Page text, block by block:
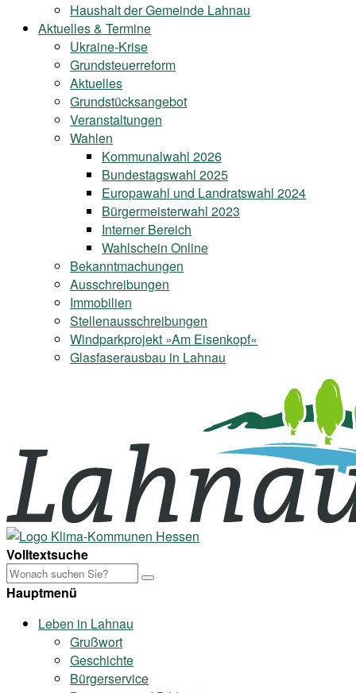
Haushalt der Gemeinde Lahnau
Aktuelles & Termine
Ukraine-Krise
Grundsteuerreform
Aktuelles
Grundstücksangebot
Veranstaltungen
Wahlen
Kommunalwahl 2026
Bundestagswahl 2025
Europawahl und Landratswahl 2024
Bürgermeisterwahl 2023
Interner Bereich
Wahlschein Online
Bekanntmachungen
Ausschreibungen
Immobilien
Stellenausschreibungen
Windparkprojekt »Am Eisenkopf«
Glasfaserausbau in Lahnau
Volltextsuche
Hauptmenü
Leben in Lahnau
Grußwort
Geschichte
Bürgerservice